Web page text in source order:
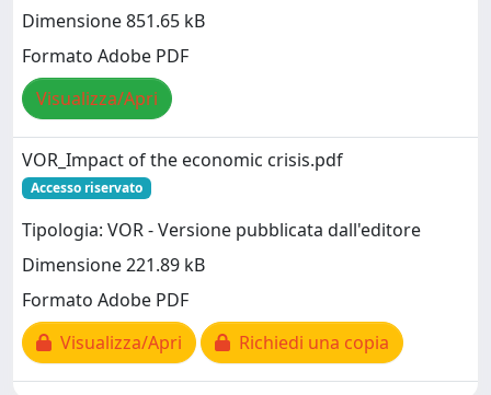
Dimensione 851.65 kB
Formato Adobe PDF
Visualizza/Apri
VOR_Impact of the economic crisis.pdf
Accesso riservato
Tipologia: VOR - Versione pubblicata dall'editore
Dimensione 221.89 kB
Formato Adobe PDF
Visualizza/Apri
Richiedi una copia